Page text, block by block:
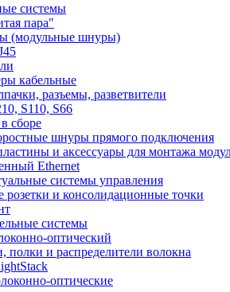
системы
пара"
(модульные шнуры)
кабельные
разъемы, разветвители
S110, S66
сборе
шнуры прямого подключения
и аксессуары для монтажа
Ethernet
системы управления
розетки и консолидационные точки
системы
оптический
и распределители волокна
оптические